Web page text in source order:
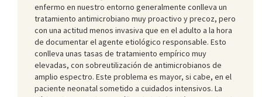
enfermo en nuestro entorno generalmente conlleva un
tratamiento antimicrobiano muy proactivo y precoz, pero
con una actitud menos invasiva que en el adulto a la hora
de documentar el agente etiológico responsable. Esto
conlleva unas tasas de tratamiento empírico muy
elevadas, con sobreutilización de antimicrobianos de
amplio espectro. Este problema es mayor, si cabe, en el
paciente neonatal sometido a cuidados intensivos. La